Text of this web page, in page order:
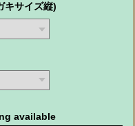
キサイズ縦)
available